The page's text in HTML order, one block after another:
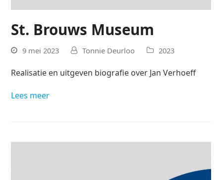
St. Brouws Museum
9 mei 2023 Tonnie Deurloo 2023
Realisatie en uitgeven biografie over Jan Verhoeff
Lees meer